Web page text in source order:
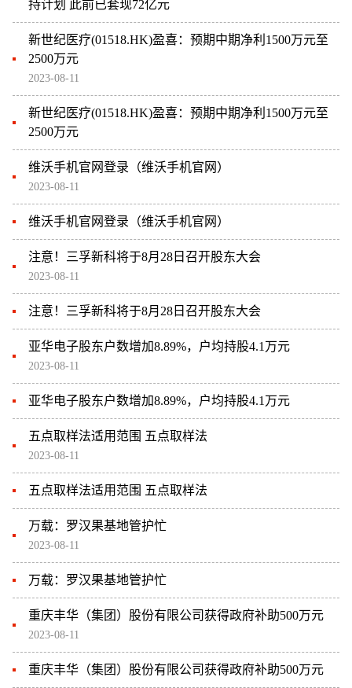
持计划 此前已套现72亿元
新世纪医疗(01518.HK)盈喜：预期中期净利1500万元至
2500万元
2023-08-11
新世纪医疗(01518.HK)盈喜：预期中期净利1500万元至
2500万元
维沃手机官网登录（维沃手机官网）
2023-08-11
维沃手机官网登录（维沃手机官网）
注意！三孚新科将于8月28日召开股东大会
2023-08-11
注意！三孚新科将于8月28日召开股东大会
亚华电子股东户数增加8.89%，户均持股4.1万元
2023-08-11
亚华电子股东户数增加8.89%，户均持股4.1万元
五点取样法适用范围 五点取样法
2023-08-11
五点取样法适用范围 五点取样法
万载：罗汉果基地管护忙
2023-08-11
万载：罗汉果基地管护忙
重庆丰华（集团）股份有限公司获得政府补助500万元
2023-08-11
重庆丰华（集团）股份有限公司获得政府补助500万元